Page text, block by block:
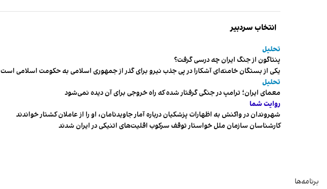
انتخاب سردبیر
تحلیل
پنتاگون از جنگ ایران چه درسی گرفت؟
یکی از بستگان خامنه‌ای آشکارا در پی جذب نیرو برای گذر از جمهوری اسلامی به حکومت اسلامی است
تحلیل
معمای ایران؛ ترامپ در جنگی گرفتار شده که راه خروجی برای آن دیده نمی‌شود
روایت شما
شهروندان در واکنش به اظهارات پزشکیان درباره آمار جاویدنامان، او را از عاملان کشتار خواندند
کارشناسان سازمان ملل خواستار توقف سرکوب اقلیت‌های اتنیکی در ایران شدند
برنامه‌ها